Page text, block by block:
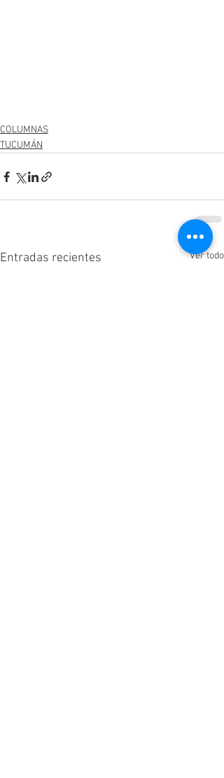
COLUMNAS
TUCUMÁN
Entradas recientes Ver todo